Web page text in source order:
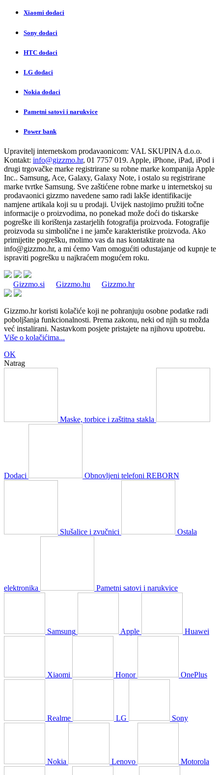
Xiaomi dodaci
Sony dodaci
HTC dodaci
LG dodaci
Nokia dodaci
Pametni satovi i narukvice
Power bank
Upravitelj internetskom prodavaonicom: VAL SKUPINA d.o.o.
Kontakt: info@gizzmo.hr, 01 7757 019. Apple, iPhone, iPad, iPod i
drugi trgovačke marke registrirane su robne marke kompanija Apple
Inc.. Samsung, Ace, Galaxy, Galaxy Note, i ostalo su registrirane
marke tvrtke Samsung. Sve zaštićene robne marke u internetskoj su
prodavaonici gizzmo navedene samo radi lakše identifikacije
namjene artikala koji su u prodaji. Uvijek nastojimo pružiti točne
informacije o proizvodima, no ponekad može doći do tiskarske
pogreške ili korištenja zastarjelih fotografija proizvoda. Fotografije
proizvoda su simbolične i ne jamče karakteristike proizvoda. Ako
primijetite pogrešku, molimo vas da nas kontaktirate na
info@gizzmo.hr, a mi ćemo Vam omogućiti odustajanje od kupnje te
ispraviti pogrešku u najkraćem mogućem roku.
Gizzmo.si Gizzmo.hu Gizzmo.hr
Gizzmo.hr koristi kolačiće koji ne pohranjuju osobne podatke radi
poboljšanja funkcionalnosti. Prema zakonu, neki od njih su možda
već instalirani. Nastavkom posjete pristajete na njihovu upotrebu.
Više o kolačićima...
OK
Natrag
Maske, torbice i zaštitna stakla
Dodaci Obnovljeni telefoni REBORN
Slušalice i zvučnici Ostala
elektronika Pametni satovi i narukvice
Samsung Apple Huawei
Xiaomi Honor OnePlus
Realme LG Sony
Nokia Lenovo Motorola